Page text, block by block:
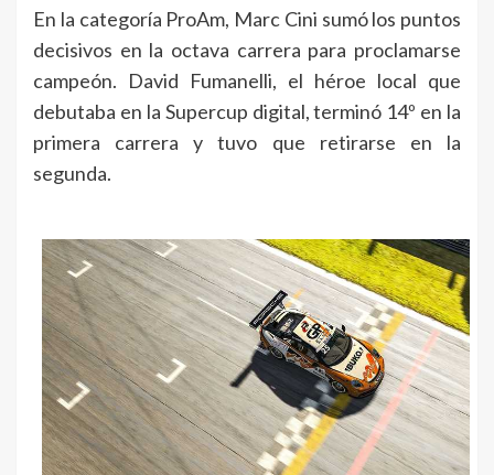
En la categoría ProAm, Marc Cini sumó los puntos
decisivos en la octava carrera para proclamarse
campeón. David Fumanelli, el héroe local que
debutaba en la Supercup digital, terminó 14º en la
primera carrera y tuvo que retirarse en la
segunda.